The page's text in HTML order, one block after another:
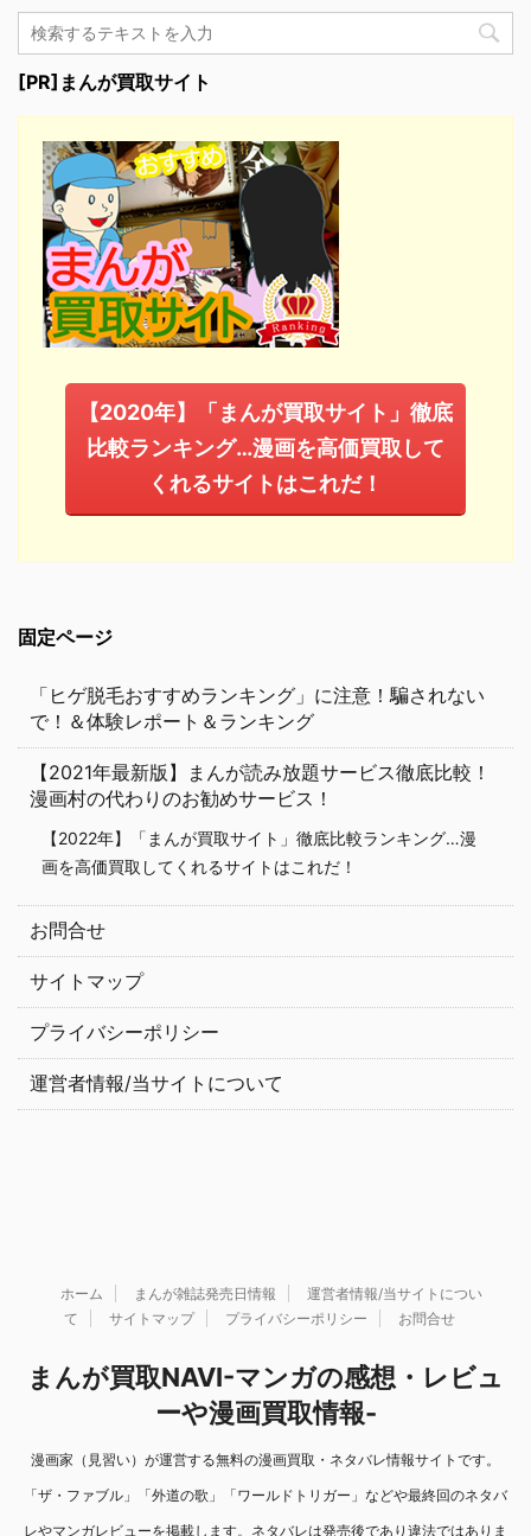
[PR]まんが買取サイト
【2020年】「まんが買取サイト」徹底
比較ランキング…漫画を高価買取して
くれるサイトはこれだ！
固定ページ
「ヒゲ脱毛おすすめランキング」に注意！騙されない
で！＆体験レポート＆ランキング
【2021年最新版】まんが読み放題サービス徹底比較！
漫画村の代わりのお勧めサービス！
【2022年】「まんが買取サイト」徹底比較ランキング…漫
画を高価買取してくれるサイトはこれだ！
お問合せ
サイトマップ
プライバシーポリシー
運営者情報/当サイトについて
ホーム まんが雑誌発売日情報
運営者情報/当サイトについ
て
サイトマップ プライバシーポリシー お問合せ
まんが買取NAVI-マンガの感想・レビュ
ーや漫画買取情報-
漫画家（見習い）が運営する無料の漫画買取・ネタバレ情報サイトです。
「ザ・ファブル」「外道の歌」「ワールドトリガー」などや最終回のネタバ
レやマンガレビューを掲載します。ネタバレは発売後であり違法ではありま